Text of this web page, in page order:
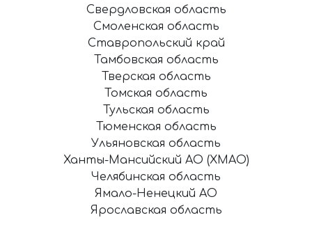
Свердловская область
Смоленская область
Ставропольский край
Тамбовская область
Тверская область
Томская область
Тульская область
Тюменская область
Ульяновская область
Ханты-Мансийский АО (ХМАО)
Челябинская область
Ямало-Ненецкий АО
Ярославская область